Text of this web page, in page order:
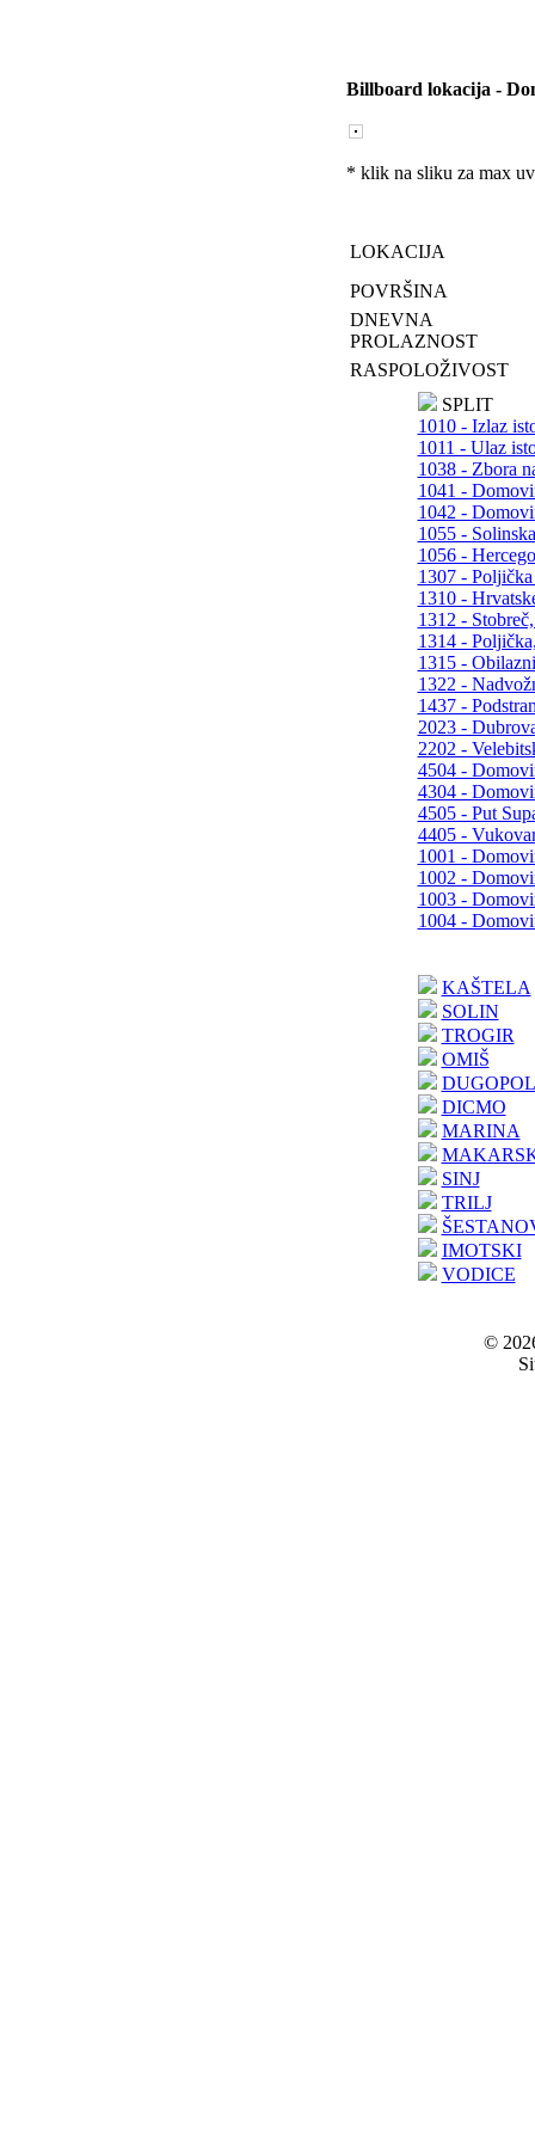
Billboard lokacija -
* klik na sliku za max
LOKACIJA
POVRŠINA
DNEVNA
PROLAZNOST
RASPOLOŽIVOST
SPLIT
1010 - Izlaz
1011 - Ulaz
1038 - Zbora
1041 -
1042 -
1055 -
1056 -
1307 -
1310 -
1312 -
1314 -
1315 -
1322 -
1437 -
2023 -
2202 -
4504 -
4304 -
4505 - Put
4405 -
1001 -
1002 -
1003 -
1004 -
KAŠTELA
SOLIN
TROGIR
OMIŠ
DICMO
MARINA
SINJ
TRILJ
IMOTSKI
VODICE
©